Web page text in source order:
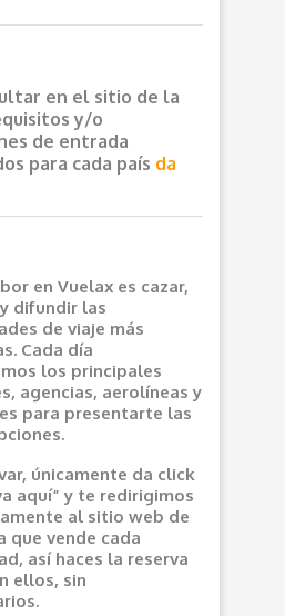
en el sitio de la
y/o
de entrada
para cada país da
en Vuelax es cazar,
difundir las
de viaje más
Cada día
los principales
agencias, aerolíneas y
para presentarte las
únicamente da click
aquí” y te redirigimos
al sitio web de
que vende cada
así haces la reserva
ellos, sin